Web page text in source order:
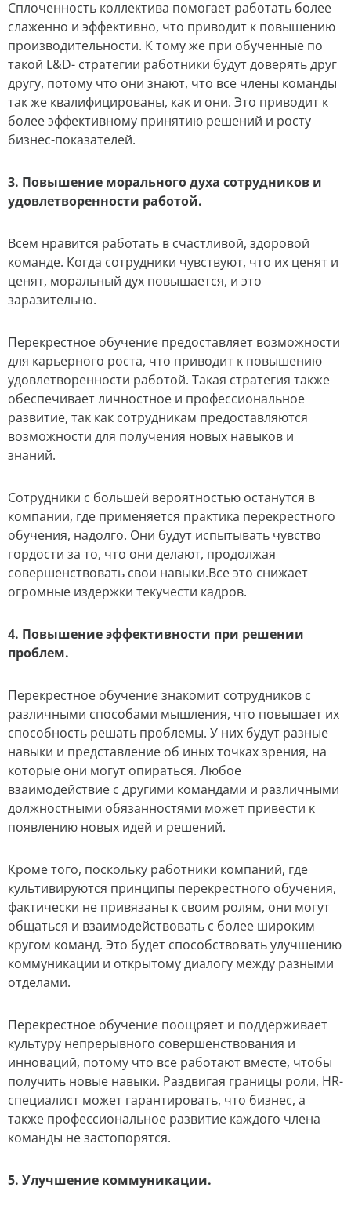
Сплоченность коллектива помогает работать более
слаженно и эффективно, что приводит к повышению
производительности. К тому же при обученные по
такой L&D- стратегии работники будут доверять друг
другу, потому что они знают, что все члены команды
так же квалифицированы, как и они. Это приводит к
более эффективному принятию решений и росту
бизнес-показателей.
3. Повышение морального духа сотрудников и
удовлетворенности работой.
Всем нравится работать в счастливой, здоровой
команде. Когда сотрудники чувствуют, что их ценят и
ценят, моральный дух повышается, и это
заразительно.
Перекрестное обучение предоставляет возможности
для карьерного роста, что приводит к повышению
удовлетворенности работой. Такая стратегия также
обеспечивает личностное и профессиональное
развитие, так как сотрудникам предоставляются
возможности для получения новых навыков и
знаний.
Сотрудники с большей вероятностью останутся в
компании, где применяется практика перекрестного
обучения, надолго. Они будут испытывать чувство
гордости за то, что они делают, продолжая
совершенствовать свои навыки.Все это снижает
огромные издержки текучести кадров.
4. Повышение эффективности при решении
проблем.
Перекрестное обучение знакомит сотрудников с
различными способами мышления, что повышает их
способность решать проблемы. У них будут разные
навыки и представление об иных точках зрения, на
которые они могут опираться. Любое
взаимодействие с другими командами и различными
должностными обязанностями может привести к
появлению новых идей и решений.
Кроме того, поскольку работники компаний, где
культивируются принципы перекрестного обучения,
фактически не привязаны к своим ролям, они могут
общаться и взаимодействовать с более широким
кругом команд. Это будет способствовать улучшению
коммуникации и открытому диалогу между разными
отделами.
Перекрестное обучение поощряет и поддерживает
культуру непрерывного совершенствования и
инноваций, потому что все работают вместе, чтобы
получить новые навыки. Раздвигая границы роли, HR-
специалист может гарантировать, что бизнес, а
также профессиональное развитие каждого члена
команды не застопорятся.
5. Улучшение коммуникации.